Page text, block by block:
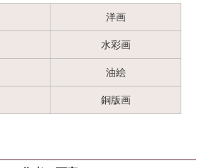
洋画
水彩画
油絵
銅版画